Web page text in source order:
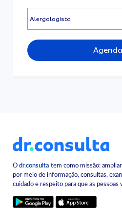
Odr.consulta tem como missão:
por meio de informação, consultas,
cuidado e respeito para que as pessoas